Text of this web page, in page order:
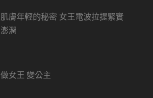
肌膚年輕的秘密 女王電波拉提緊實
澎潤
做女王 變公主